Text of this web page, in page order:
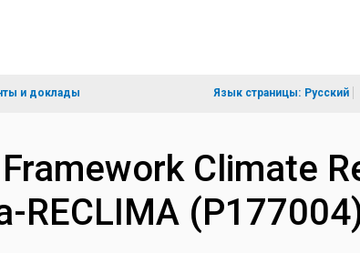
и доклады Язык страницы: Русский
Climate
RECLIMA